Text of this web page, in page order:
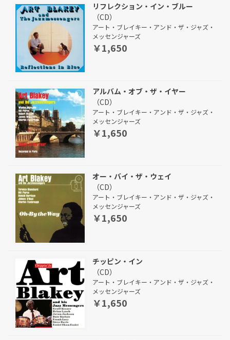
リフレクション・イン・ブルー
（CD）
アート・ブレイキー・アンド・ザ・ジャズ・
メッセンジャーズ
￥1,650
アルバム・オブ・ザ・イヤー
（CD）
アート・ブレイキー・アンド・ザ・ジャズ・
メッセンジャーズ
￥1,650
オー・バイ・ザ・ウェイ
（CD）
アート・ブレイキー・アンド・ザ・ジャズ・
メッセンジャーズ
￥1,650
チッピン・イン
（CD）
アート・ブレイキー・アンド・ザ・ジャズ・
メッセンジャーズ
￥1,650